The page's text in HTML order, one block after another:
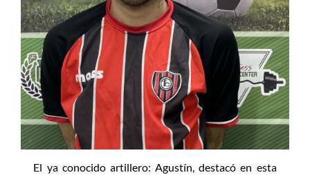
El ya conocido artillero: Agustín, destacó en esta